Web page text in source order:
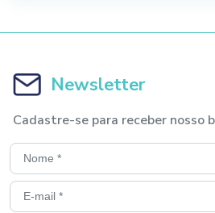
Newsletter
Cadastre-se para receber nosso